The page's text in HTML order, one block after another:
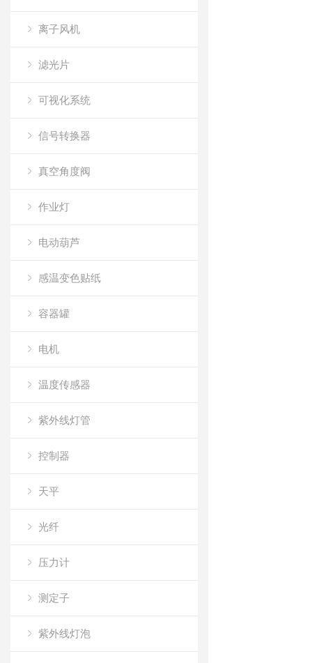
离子风机
滤光片
可视化系统
信号转换器
真空角度阀
作业灯
电动葫芦
感温变色贴纸
容器罐
电机
温度传感器
紫外线灯管
控制器
天平
光纤
压力计
测定子
紫外线灯泡